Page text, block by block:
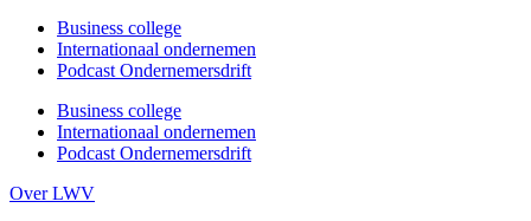
Business college
Internationaal ondernemen
Podcast Ondernemersdrift
Business college
Internationaal ondernemen
Podcast Ondernemersdrift
Over LWV